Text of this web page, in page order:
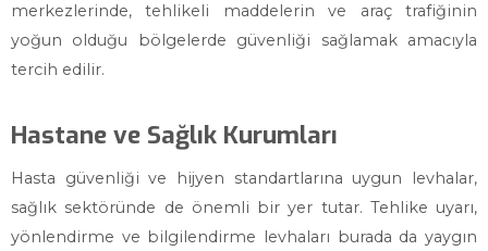
merkezlerinde, tehlikeli maddelerin ve araç trafiğinin
yoğun olduğu bölgelerde güvenliği sağlamak amacıyla
tercih edilir.
Hastane ve Sağlık Kurumları
Hasta güvenliği ve hijyen standartlarına uygun levhalar,
sağlık sektöründe de önemli bir yer tutar. Tehlike uyarı,
yönlendirme ve bilgilendirme levhaları burada da yaygın